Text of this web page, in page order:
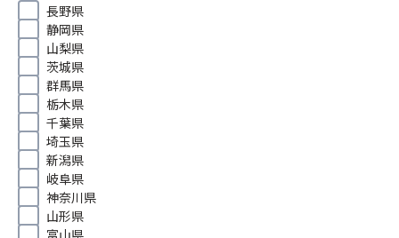
長野県
静岡県
山梨県
茨城県
群馬県
栃木県
千葉県
埼玉県
新潟県
岐阜県
神奈川県
山形県
富山県